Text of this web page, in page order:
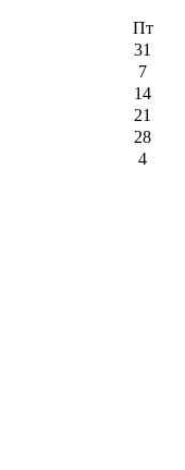
Пт
31
7
14
21
28
4